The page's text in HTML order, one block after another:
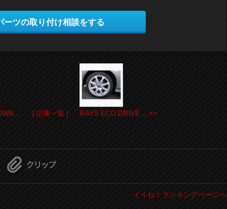
ーツの取り付け相談をする
... | 記事一覧 | RAYS ECO DRIVE ... >>
イイね！ランキングページへ